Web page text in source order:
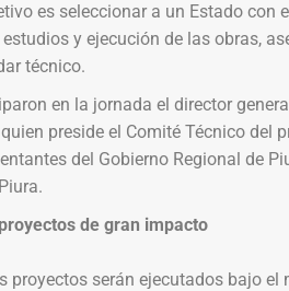
es seleccionar a un Estado
y ejecución de las obras,
técnico.
en la jornada el director
preside el Comité Técnico del
del Gobierno Regional de
de gran impacto
proyectos serán ejecutados bajo el